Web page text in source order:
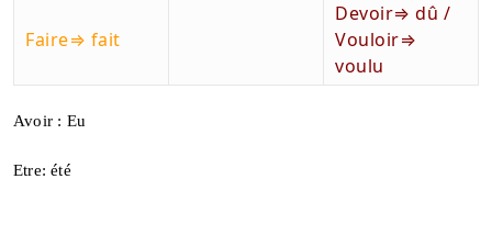
Faire⇒ fait
Devoir⇒ dû /
Vouloir⇒
voulu
Avoir : Eu
Etre: été